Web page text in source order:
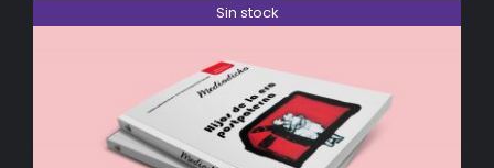
Sin stock
DETALLES